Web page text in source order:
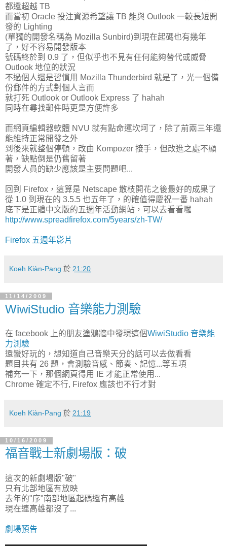
都還超越 TB
而當初 Oracle 投注資源希望讓 TB 能與 Outlook 一較長短開
發的 Lighting
(單獨的開發名稱為 Mozilla Sunbird)到現在起碼也有幾年
了，好不容易開發版本
號碼終於到 0.9 了，但似乎也不見有任何能夠替代或威脅
Outlook 地位的狀況
不過個人還是習慣用 Mozilla Thunderbird 就是了，光一個備
份郵件的方式對個人言而
就打死 Outlook or Outlook Express 了 hahah
同時在尋找郵件時更是方便許多
而網頁編輯器軟體 NVU 就有點命運坎坷了，除了前兩三年還
能維持正常開發之外
到後來就整個停頓，改由 Kompozer 接手，但改進之處不顯
著，缺點倒是仍舊留著
開發人員的缺少應該是主要問題吧...
回到 Firefox，這算是 Netscape 散枝開花之後最好的成果了
從 1.0 到現在的 3.5.5 也五年了，的確值得慶祝一番 hahah
底下是正體中文版的五週年活動網站，可以去看看囉
http://www.spreadfirefox.com/5years/zh-TW/
Firefox 五週年影片
Koeh Kiàn-Pang 於 21:20
11/14/2009
WiwiStudio 音樂能力測驗
在 facebook 上的朋友塗鴉牆中發現這個WiwiStudio 音樂能
力測驗
還蠻好玩的，想知道自己音樂天分的話可以去做看看
題目共有 26 題，會測驗音感、節奏、記憶...等五項
補充一下，那個網頁得用 IE 才能正常使用...
Chrome 確定不行, Firefox 應該也不行才對
Koeh Kiàn-Pang 於 21:19
10/16/2009
福音戰士新劇場版：破
這次的新劇場版"破"
只有北部地區有放映
去年的"序"南部地區起碼還有高雄
現在連高雄都沒了...
劇場預告